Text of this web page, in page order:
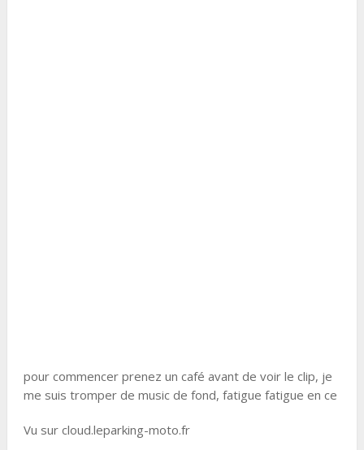
pour commencer prenez un café avant de voir le clip, je
me suis tromper de music de fond, fatigue fatigue en ce
Vu sur cloud.leparking-moto.fr